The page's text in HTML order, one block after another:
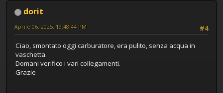
dorit
#4
Aprile 06, 2025, 19:48:44 PM
Ciao, smontato oggi carburatore, era pulito, senza acqua in
vaschetta.
Domani verifico i vari collegamenti.
Grazie